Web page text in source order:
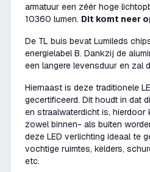
armatuur een zéér hoge
10360 lumen. Dit komt neer
De TL buis bevat Lumileds
energielabel B. Dankzij de
een langere levensduur en zal
Hiernaast is deze traditionele
gecertificeerd. Dit houdt in dat
en straalwaterdicht is, hierdoor
zowel binnen- als buiten
deze LED verlichting ideaal te
vochtige ruimtes, kelders,
etc.